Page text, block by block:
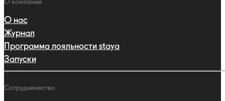
О компании
О нас
Журнал
Программа лояльности staya
Запуски
Сотрудничество